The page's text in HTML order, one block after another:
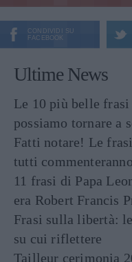
CONDIVIDI SU
FACEBOOK
Ultime News
Le 10 più belle frasi
possiamo tornare a
Fatti notare! Le
tutti commenteranno
11 frasi di Papa
era Robert Francis
Frasi sulla libertà:
su cui riflettere
Tailleur cerimonia